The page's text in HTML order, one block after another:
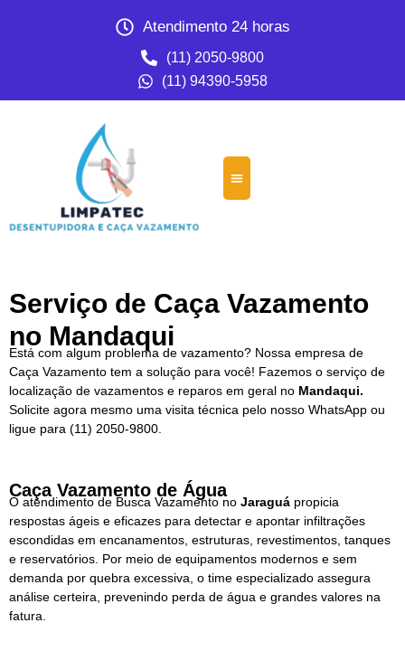
Atendimento 24 horas
(11) 2050-9800
(11) 94390-5958
Serviço de Caça Vazamento
no Mandaqui
Está com algum problema de vazamento? Nossa empresa de
Caça Vazamento tem a solução para você! Fazemos o serviço de
localização de vazamentos e reparos em geral no Mandaqui.
Solicite agora mesmo uma visita técnica pelo nosso WhatsApp ou
ligue para (11) 2050-9800.
Caça Vazamento de Água
O atendimento de Busca Vazamento no Jaraguá propicia
respostas ágeis e eficazes para detectar e apontar infiltrações
escondidas em encanamentos, estruturas, revestimentos, tanques
e reservatórios. Por meio de equipamentos modernos e sem
demanda por quebra excessiva, o time especializado assegura
análise certeira, prevenindo perda de água e grandes valores na
fatura.